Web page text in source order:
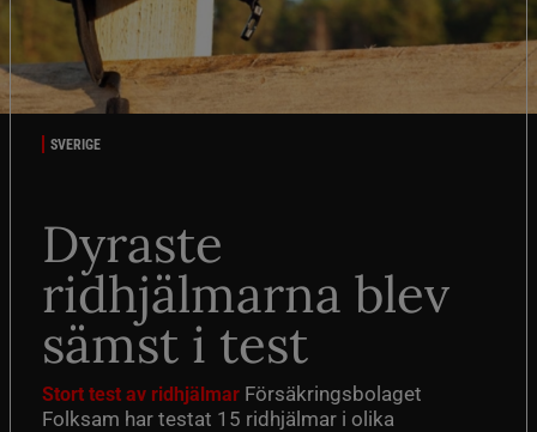
SVERIGE
Dyraste
ridhjälmarna blev
sämst i test
Stort test av ridhjälmar Försäkringsbolaget
Folksam har testat 15 ridhjälmar i olika